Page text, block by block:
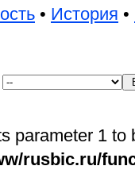
• История •
parameter 1
rusbic.ru/